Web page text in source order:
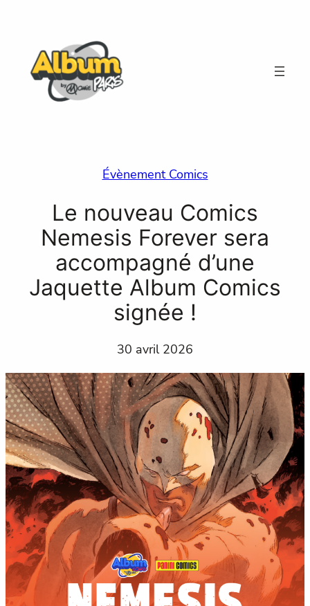
contenu
Évènement Comics
Le nouveau Comics
Nemesis Forever sera
accompagné d’une
Jaquette Album Comics
signée !
30 avril 2026